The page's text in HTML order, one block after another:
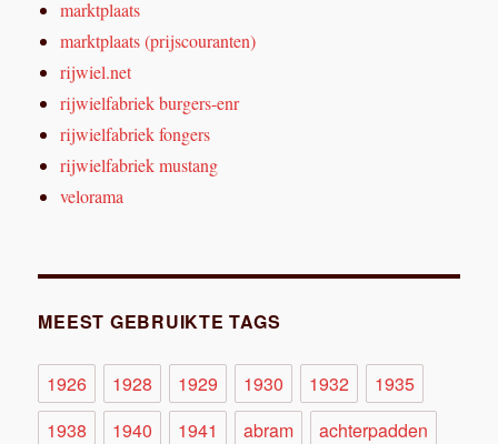
marktplaats
marktplaats (prijscouranten)
rijwiel.net
rijwielfabriek burgers-enr
rijwielfabriek fongers
rijwielfabriek mustang
velorama
MEEST GEBRUIKTE TAGS
1926 1928 1929 1930 1932
1935
1938
1940 1941 abram
achterpadden